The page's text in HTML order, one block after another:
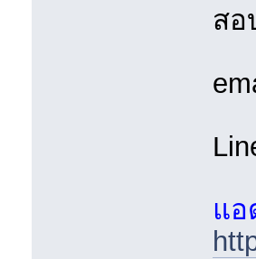
ส
แอ